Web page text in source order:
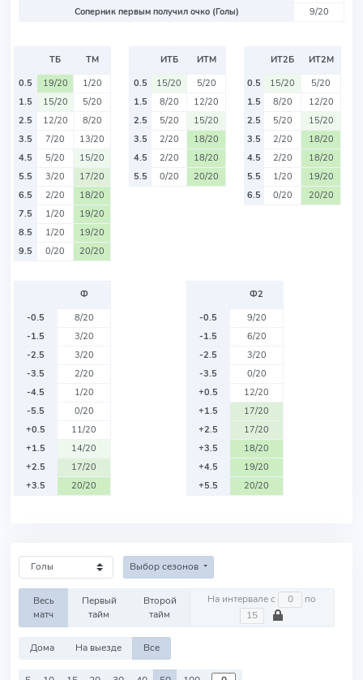
Соперник первым получил очко (Голы)
9/20
ТБ
ТМ
0.5
19/20
1/20
1.5
15/20
5/20
2.5
12/20
8/20
3.5
7/20
13/20
4.5
5/20
15/20
5.5
3/20
17/20
6.5
2/20
18/20
7.5
1/20
19/20
8.5
1/20
19/20
9.5
0/20 20/20
ИТБ
ИТМ
0.5
15/20
5/20
1.5
8/20
12/20
2.5
5/20
15/20
3.5
2/20
18/20
4.5
2/20
18/20
5.5
0/20 20/20
ИТ2Б
ИТ2М
0.5
15/20
5/20
1.5
8/20
12/20
2.5
5/20
15/20
3.5
2/20
18/20
4.5
2/20
18/20
5.5
1/20
19/20
6.5
0/20 20/20
Ф
-0.5
8/20
-1.5
3/20
-2.5
3/20
-3.5
2/20
-4.5
1/20
-5.5
0/20
+0.5
11/20
+1.5
14/20
+2.5
17/20
+3.5
20/20
Ф2
-0.5
9/20
-1.5
6/20
-2.5
3/20
-3.5
0/20
+0.5
12/20
+1.5
17/20
+2.5
17/20
+3.5
18/20
+4.5
19/20
+5.5
20/20
Выбор сезонов
Весь
матч
Первый
тайм
Второй
тайм
На интервале с по
Дома На выезде Все